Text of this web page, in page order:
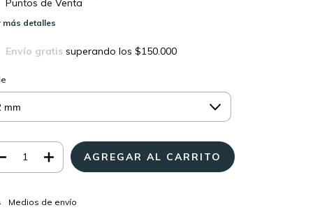
Puntos de Venta
más detalles
Envío gratis superando los $150.000
para el CP:
Medios de envío